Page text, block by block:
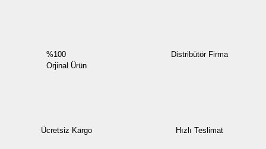
%100
Orjinal Ürün
Distribütör Firma
Ücretsiz Kargo Hızlı Teslimat